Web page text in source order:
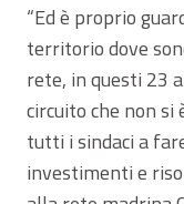
“Ed è proprio
territorio dove
rete, in questi 23
circuito che non si
tutti i sindaci a
investimenti e